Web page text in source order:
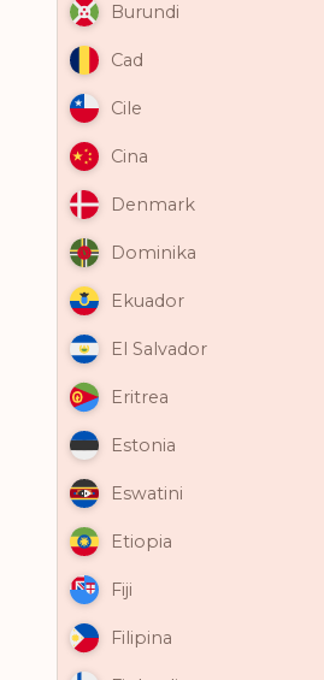
Burundi
Cad
Cile
Cina
Denmark
Dominika
Ekuador
El Salvador
Eritrea
Estonia
Eswatini
Etiopia
Fiji
Filipina